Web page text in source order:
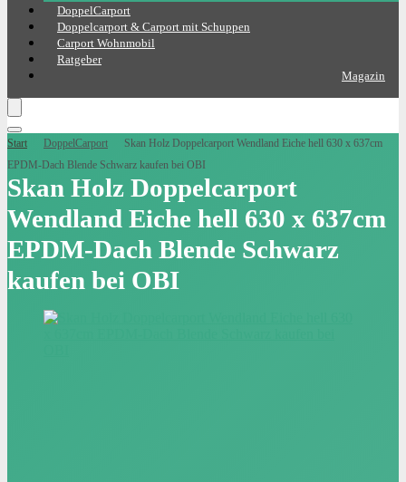
DoppelCarport
Doppelcarport & Carport mit Schuppen
Carport Wohnmobil
Ratgeber
Magazin
Start DoppelCarport
Skan Holz Doppelcarport Wendland Eiche hell 630 x 637cm
EPDM-Dach Blende Schwarz kaufen bei OBI
Skan Holz Doppelcarport
Wendland Eiche hell 630 x 637cm
EPDM-Dach Blende Schwarz
kaufen bei OBI